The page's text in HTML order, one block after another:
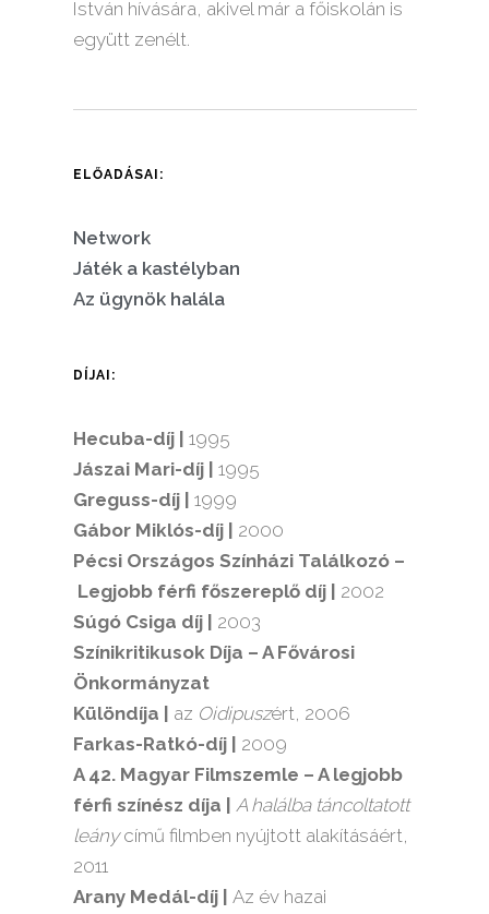
István hívására, akivel már a főiskolán is
együtt zenélt.
ELŐADÁSAI:
Network
Játék a kastélyban
Az ügynök halála
DÍJAI:
Hecuba-díj |
1995
Jászai Mari-díj |
1995
Greguss-díj |
1999
Gábor Miklós-díj |
2000
Pécsi Országos Színházi Találkozó –
Legjobb férfi főszereplő díj |
2002
Súgó Csiga díj |
2003
Színikritikusok Díja – A Fővárosi
Önkormányzat
Különdíja |
az Oidipuszért, 2006
Farkas-Ratkó-díj | 2009
A 42. Magyar Filmszemle – A legjobb
férfi színész díja |
A halálba táncoltatott
leánycímű filmben nyújtott alakításáért,
2011
Arany Medál-díj | Az év hazai